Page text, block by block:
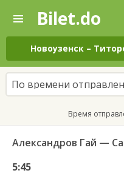
—
Поиск
и
покупка
билетов
на
автобус
онлайн
Bilet.do
Новоузенск –
По времени
Время
Александров Гай —
5:45